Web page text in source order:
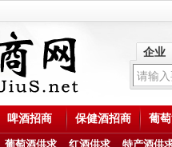
企业
啤酒招商 保健酒招商 葡
葡萄酒供求 红酒供求 特产酒供